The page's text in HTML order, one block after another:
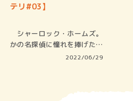
テリ#03】
シャーロック・ホームズ。
かの名探偵に憧れを捧げた作
2022/06/29